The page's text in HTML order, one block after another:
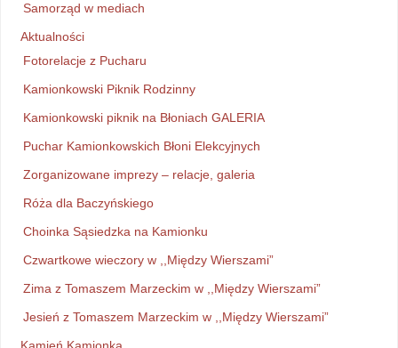
Samorząd w mediach
Aktualności
Fotorelacje z Pucharu
Kamionkowski Piknik Rodzinny
Kamionkowski piknik na Błoniach GALERIA
Puchar Kamionkowskich Błoni Elekcyjnych
Zorganizowane imprezy – relacje, galeria
Róża dla Baczyńskiego
Choinka Sąsiedzka na Kamionku
Czwartkowe wieczory w ,,Między Wierszami”
Zima z Tomaszem Marzeckim w ,,Między Wierszami”
Jesień z Tomaszem Marzeckim w ,,Między Wierszami”